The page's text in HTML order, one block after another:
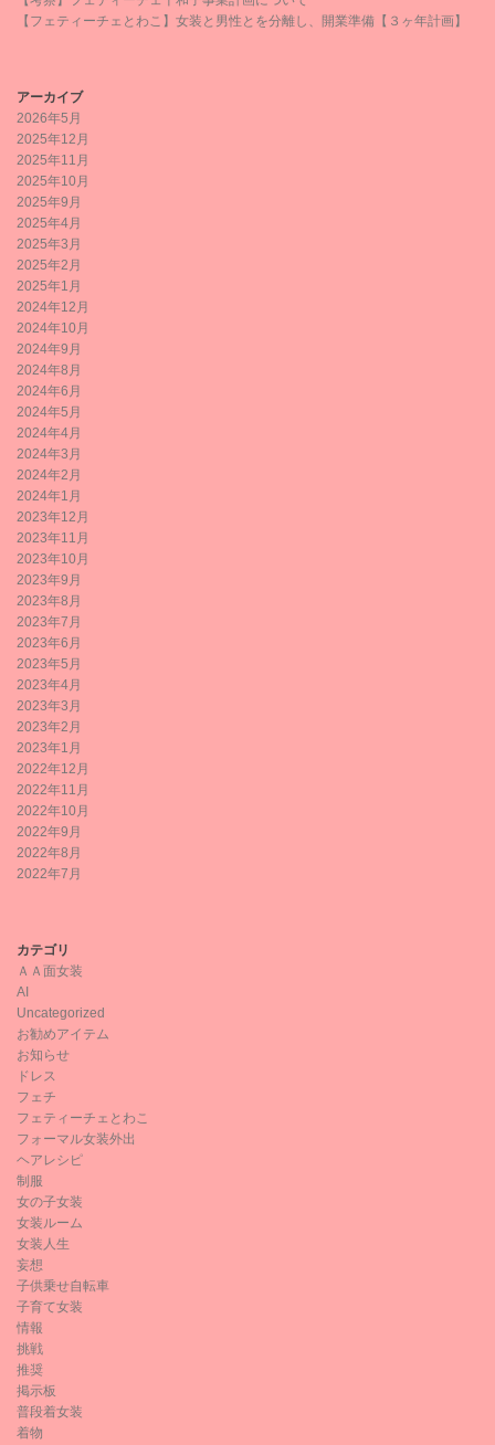
【フェティーチェとわこ】女装と男性とを分離し、開業準備【３ヶ年計画】
アーカイブ
2026年5月
2025年12月
2025年11月
2025年10月
2025年9月
2025年4月
2025年3月
2025年2月
2025年1月
2024年12月
2024年10月
2024年9月
2024年8月
2024年6月
2024年5月
2024年4月
2024年3月
2024年2月
2024年1月
2023年12月
2023年11月
2023年10月
2023年9月
2023年8月
2023年7月
2023年6月
2023年5月
2023年4月
2023年3月
2023年2月
2023年1月
2022年12月
2022年11月
2022年10月
2022年9月
2022年8月
2022年7月
カテゴリ
ＡＡ面女装
AI
Uncategorized
お勧めアイテム
お知らせ
ドレス
フェチ
フェティーチェとわこ
フォーマル女装外出
ヘアレシピ
制服
女の子女装
女装ルーム
女装人生
妄想
子供乗せ自転車
子育て女装
情報
挑戦
推奨
掲示板
普段着女装
着物